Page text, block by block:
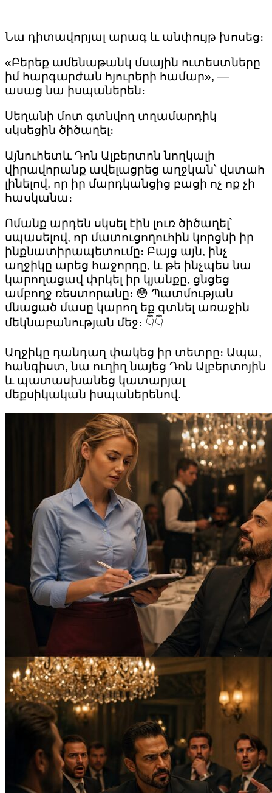
Նա դիտավորյալ արագ և անփույթ խոսեց։
«Բերեք ամենաթանկ մսային ուտեստները
իմ հարգարժան հյուրերի համար», —
ասաց նա իսպաներեն։
Սեղանի մոտ գտնվող տղամարդիկ
սկսեցին ծիծաղել։
Այնուհետև Դոն Ալբերտոն նողկալի
վիրավորանք ավելացրեց աղջկան՝ վստահ
լինելով, որ իր մարդկանցից բացի ոչ ոք չի
հասկանա։
Ոմանք արդեն սկսել էին լուռ ծիծաղել՝
սպասելով, որ մատուցողուհին կորցնի իր
ինքնատիրապետումը։ Բայց այն, ինչ
աղջիկը արեց հաջորդը, և թե ինչպես նա
կարողացավ փրկել իր կյանքը, ցնցեց
ամբողջ ռեստորանը։ 😳 Պատմության
մնացած մասը կարող եք գտնել առաջին
մեկնաբանության մեջ։ 👇👇
Աղջիկը դանդաղ փակեց իր տետրը։ Ապա,
հանգիստ, նա ուղիղ նայեց Դոն Ալբերտոյին
և պատասխանեց կատարյալ
մեքսիկական իսպաներենով.